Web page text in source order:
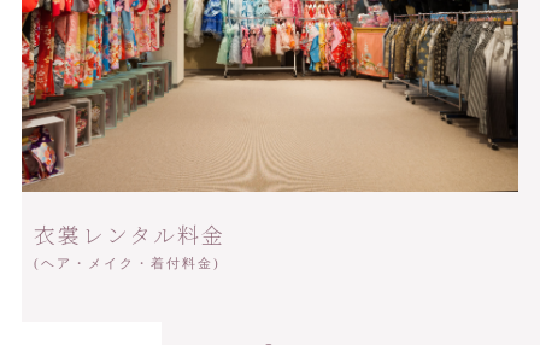
衣裳レンタル料金
(ヘア・メイク・着付料金)